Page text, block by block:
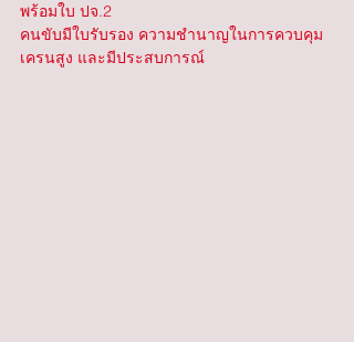
พร้อมใบ ปจ.2
คนขับมีใบรับรอง ความชำนาญในการควบคุม
เครนสูง และมีประสบการณ์